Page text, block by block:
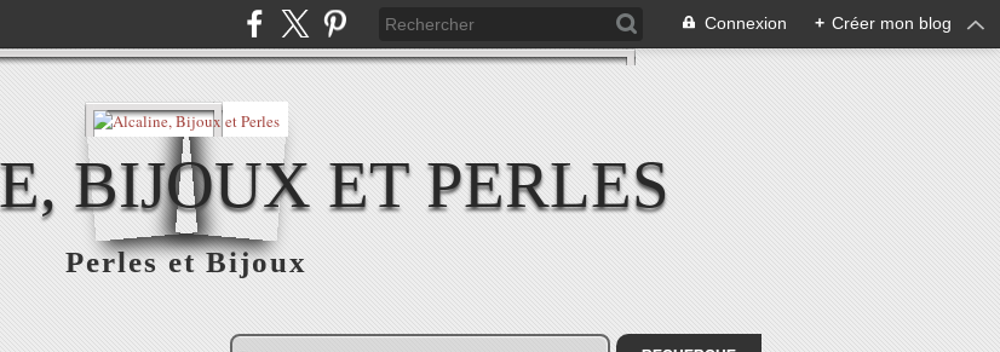
Connexion + Créer mon blog
BIJOUX ET PERLES
Perles et Bijoux